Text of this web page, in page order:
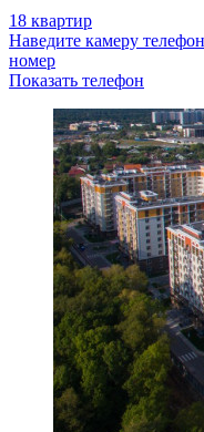
18 квартир
Наведите камеру
номер
Показать телефон